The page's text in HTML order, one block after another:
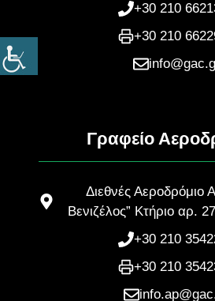
+30 210
+30 210
Γραφείο
Διεθνές Αεροδρόμιο
Βενιζέλος” Κτήριο αρ.
+30 210
+30 210